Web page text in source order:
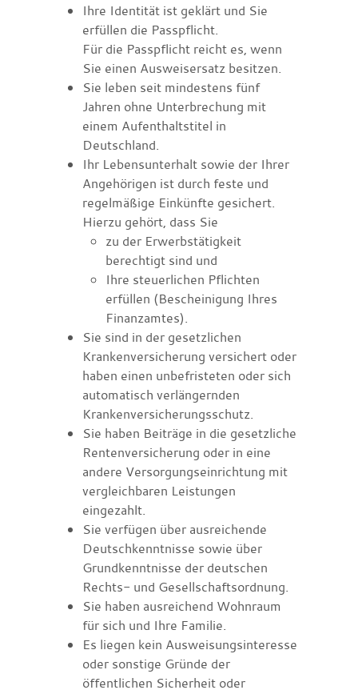
Ihre Identität ist geklärt und Sie
erfüllen die Passpflicht.
Für die Passpflicht reicht es, wenn
Sie einen Ausweisersatzbesitzen.
Sie leben seit mindestens fünf
Jahren ohne Unterbrechung mit
einem Aufenthaltstitel in
Deutschland.
Ihr Lebensunterhalt sowie der Ihrer
Angehörigen ist durch feste und
regelmäßige Einkünfte gesichert.
Hierzu gehört, dass Sie
zu der Erwerbstätigkeit
berechtigt sind und
Ihre steuerlichen Pflichten
erfüllen (Bescheinigung Ihres
Finanzamtes).
Sie sind in der gesetzlichen
Krankenversicherung versichert oder
haben einen unbefristeten oder sich
automatisch verlängernden
Krankenversicherungsschutz.
Sie haben Beiträge in die gesetzliche
Rentenversicherung oder in eine
andere Versorgungseinrichtung mit
vergleichbaren Leistungen
eingezahlt.
Sie verfügen über ausreichende
Deutschkenntnisse sowie über
Grundkenntnisse der deutschen
Rechts- und Gesellschaftsordnung.
Sie haben ausreichend Wohnraum
für sich und Ihre Familie.
Es liegen kein Ausweisungsinteresse
oder sonstige Gründe der
öffentlichen Sicherheit oder